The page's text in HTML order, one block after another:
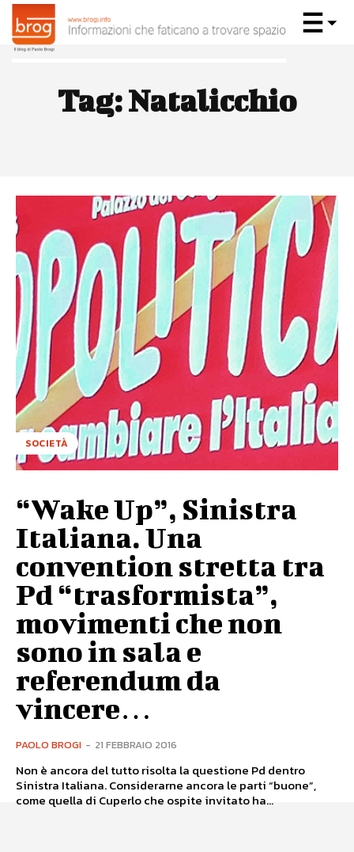
Tag:Natalicchio
SOCIETÀ
“Wake Up”, Sinistra
Italiana. Una
convention stretta tra
Pd “trasformista”,
movimenti che non
sono in sala e
referendum da
vincere…
PAOLO BROGI - 21 FEBBRAIO 2016
Non è ancora del tutto risolta la questione Pd dentro
Sinistra Italiana. Considerarne ancora le parti “buone”,
come quella di Cuperlo che ospite invitato ha...